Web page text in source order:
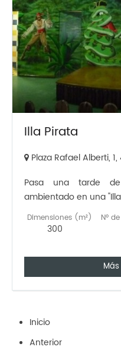
Illa Pirata
Plaza Rafael Alberti,
Pasa una tarde
ambientado en una
Dimensiones (m²)
300
Nº
Inicio
Anterior